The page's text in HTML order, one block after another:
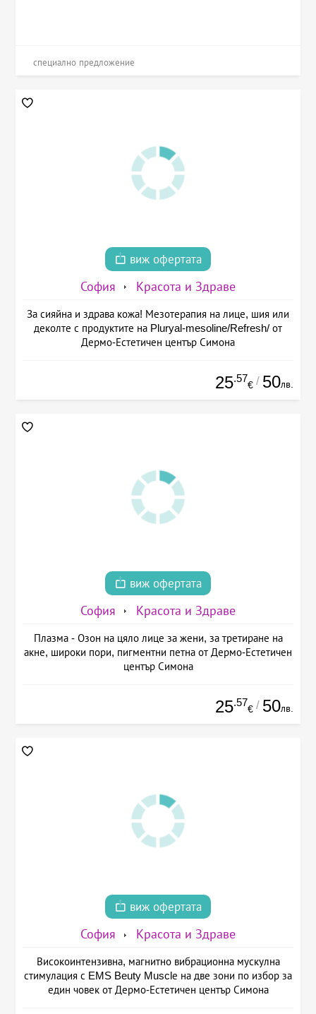
специално предложение
виж офертата
София Красота и Здраве
За сияйна и здрава кожа! Мезотерапия на лице, шия или
деколте с продуктите на Pluryal-mesoline/Refresh/ от
Дермо-Естетичен център Симона
25.57
€ / 50лв.
виж офертата
София Красота и Здраве
Плазма - Озон на цяло лице за жени, за третиране на
акне, широки пори, пигментни петна от Дермо-Естетичен
център Симона
25.57
€ / 50лв.
виж офертата
София Красота и Здраве
Високоинтензивна, магнитно вибрационна мускулна
стимулация с EMS Beuty Musclе на две зони по избор за
един човек от Дермо-Естетичен център Симона